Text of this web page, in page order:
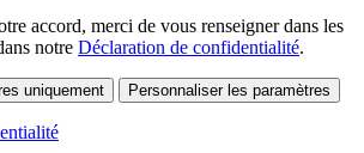
accord, merci de vous renseigner dans les
notre Déclaration de confidentialité.
uniquement Personnaliser les paramètres